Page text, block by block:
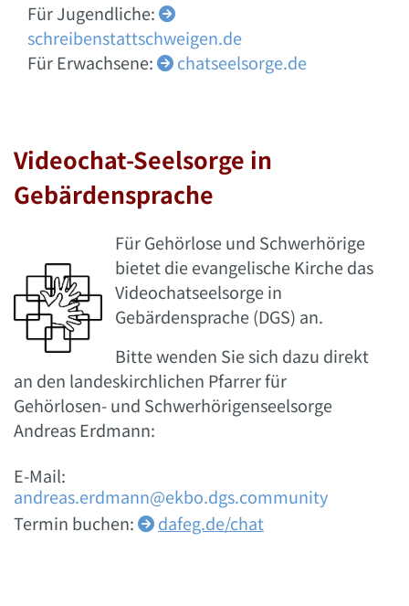
Für Jugendliche: 
schreibenstattschweigen.de
Für Erwachsene:  chatseelsorge.de
Videochat-Seelsorge in
Gebärdensprache
Für Gehörlose und Schwerhörige
bietet die evangelische Kirche das
Videochatseelsorge in
Gebärdensprache (DGS) an.
Bitte wenden Sie sich dazu direkt
an den landeskirchlichen Pfarrer für
Gehörlosen- und Schwerhörigenseelsorge
Andreas Erdmann:
E-Mail:
andreas.erdmann@ekbo.dgs.community
Termin buchen:  dafeg.de/chat